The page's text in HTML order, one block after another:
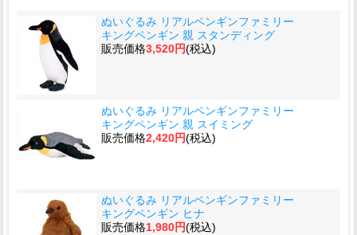
ぬいぐるみ リアルペンギンファミリー
キングペンギン 親 スタンディング
販売価格3,520円(税込)
ぬいぐるみ リアルペンギンファミリー
キングペンギン 親 スイミング
販売価格2,420円(税込)
ぬいぐるみ リアルペンギンファミリー
キングペンギン ヒナ
販売価格1,980円(税込)